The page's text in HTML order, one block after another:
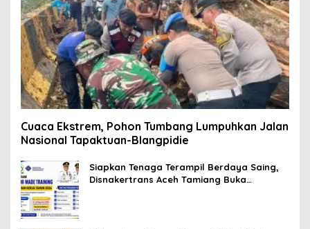
Cuaca Ekstrem, Pohon Tumbang Lumpuhkan Jalan
Nasional Tapaktuan-Blangpidie
Siapkan Tenaga Terampil Berdaya Saing,
Disnakertrans Aceh Tamiang Buka